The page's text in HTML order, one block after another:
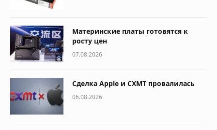
Материнские платы готовятся к
росту цен
07.08.2026
Сделка Apple и CXMT провалилась
06.08.2026